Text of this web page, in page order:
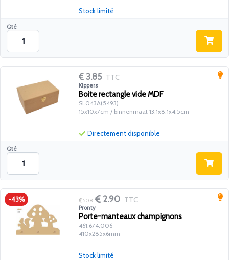
Qté
Stock limité
3.85 TTC
Kippers
Boite rectangle vide MDF
SL043A(5493)
15x10x7cm / binnenmaat 13.1x8.1x4.5cm
Qté
Directement disponible
-43% 5.08 2.90 TTC
Pronty
Porte-manteaux champignons
461.674.006
410x285x6mm
Stock limité